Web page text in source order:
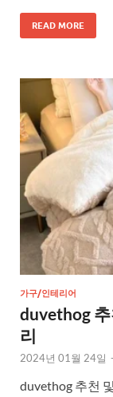
READ MORE
가구/인테리어
duvethog 추
리
2024년 01월 24일 -
duvethog 추천